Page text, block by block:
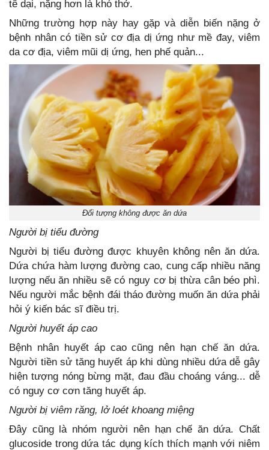
tê dại, nặng hơn là khó thở.
Những trường hợp này hay gặp và diễn biến nặng ở
bệnh nhân có tiền sử cơ địa dị ứng như mề đay, viêm
da cơ địa, viêm mũi dị ứng, hen phế quản...
Đối tượng không được ăn dứa
Người bị tiểu đường
Người bị tiểu đường được khuyên không nên ăn dứa.
Dứa chứa hàm lượng đường cao, cung cấp nhiều năng
lượng nếu ăn nhiều sẽ có nguy cơ bị thừa cân béo phì.
Nếu người mắc bệnh đái tháo đường muốn ăn dứa phải
hỏi ý kiến bác sĩ điều trị.
Người huyết áp cao
Bệnh nhân huyết áp cao cũng nên hạn chế ăn dứa.
Người tiền sử tăng huyết áp khi dùng nhiều dứa dễ gây
hiện tượng nóng bừng mặt, đau đầu choáng váng... dễ
có nguy cơ cơn tăng huyết áp.
Người bị viêm răng, lở loét khoang miệng
Đây cũng là nhóm người nên hạn chế ăn dứa. Chất
glucoside trong dứa tác dụng kích thích mạnh với niêm